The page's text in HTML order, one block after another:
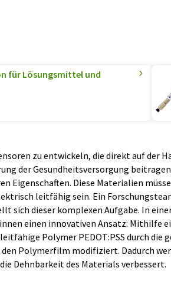
für Lösungsmittel und
zu entwickeln, die direkt auf der
der Gesundheitsversorgung
Eigenschaften. Diese Materialien
leitfähig sein. Ein
sich dieser komplexen Aufgabe. In
einen innovativen Ansatz: Mithilfe
Polymer PEDOT:PSS durch die
Polymerfilm modifiziert. Dadurch
Dehnbarkeit des Materials verbessert.